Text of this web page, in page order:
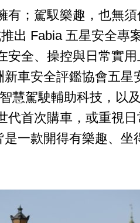
有；駕馭樂趣，也無
出 Fabia 五星安全專
安全、操控與日常實
車安全評鑑協會五星
慧駕駛輔助科技，以
代首次購車，或重視
是一款開得有樂趣、坐